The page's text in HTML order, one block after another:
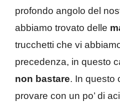
profondo angolo del
abbiamo trovato delle
trucchetti che vi
precedenza, in questo
non bastare. In questo
provare con un po’ di